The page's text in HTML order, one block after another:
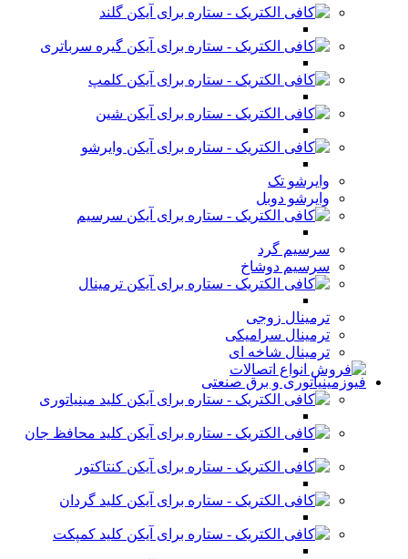
گلند
گیره سرباتری
کلمپ
شین
وایرشو
وایرشو تک
وایرشو دوبل
سرسیم
سرسیم گرد
سرسیم دوشاخ
ترمینال
ترمینال زوجی
ترمینال سرامیکی
ترمینال شاخه ای
فیوزمینیاتوری و برق صنعتی
کلید مینیاتوری
کلید محافظ جان
کنتاکتور
کلید گردان
کلید کمپکت